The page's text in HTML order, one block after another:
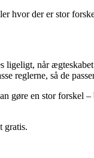
hvor der er stor
når
reglerne, så de
gøre en stor forskel
gratis.